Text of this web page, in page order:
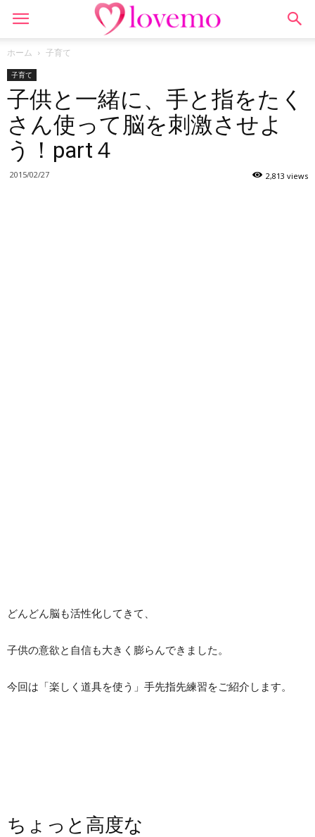
ホーム 子育て
子育て
子供と一緒に、手と指をたく
さん使って脳を刺激させよ
う！part４
2015/02/27 2,813 views
どんどん脳も活性化してきて、
子供の意欲と自信も大きく膨らんできました。
今回は「楽しく道具を使う」手先指先練習をご紹介します。
ちょっと高度な